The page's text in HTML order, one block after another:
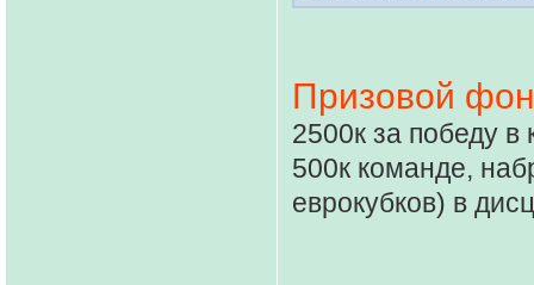
Призовой
2500к за победу
500к команде,
еврокубков) в